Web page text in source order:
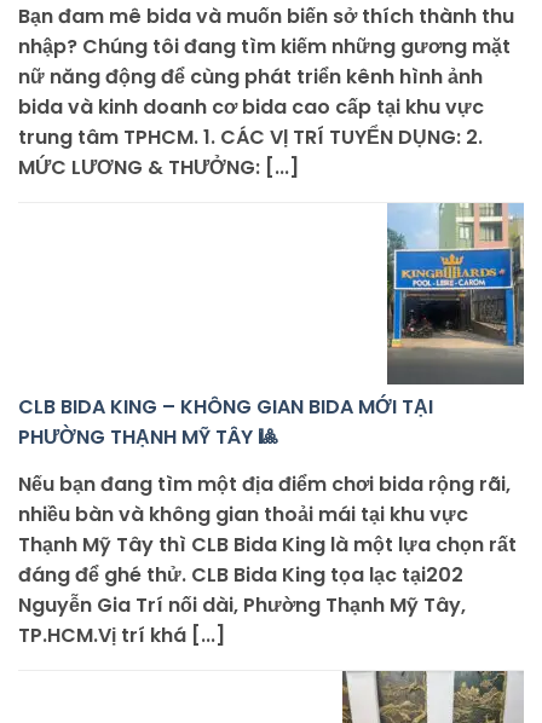
Bạn đam mê bida và muốn biến sở thích thành thu
nhập? Chúng tôi đang tìm kiếm những gương mặt
nữ năng động để cùng phát triển kênh hình ảnh
bida và kinh doanh cơ bida cao cấp tại khu vực
trung tâm TPHCM. 1. CÁC VỊ TRÍ TUYỂN DỤNG: 2.
MỨC LƯƠNG & THƯỞNG: [...]
CLB BIDA KING – KHÔNG GIAN BIDA MỚI TẠI
PHƯỜNG THẠNH MỸ TÂY 🎱
Nếu bạn đang tìm một địa điểm chơi bida rộng rãi,
nhiều bàn và không gian thoải mái tại khu vực
Thạnh Mỹ Tây thì CLB Bida King là một lựa chọn rất
đáng để ghé thử. CLB Bida King tọa lạc tại202
Nguyễn Gia Trí nối dài, Phường Thạnh Mỹ Tây,
TP.HCM.Vị trí khá [...]